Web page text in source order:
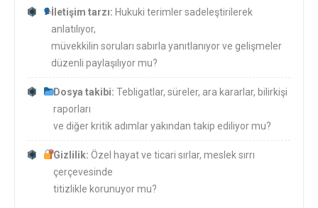
İletişim tarzı: Hukuki terimler sadeleştirilerek
anlatılıyor,
müvekkilin soruları sabırla yanıtlanıyor ve gelişmeler
düzenli paylaşılıyor mu?
Dosya takibi: Tebligatlar, süreler, ara kararlar, bilirkişi
raporları
ve diğer kritik adımlar yakından takip ediliyor mu?
Gizlilik: Özel hayat ve ticari sırlar, meslek sırrı
çerçevesinde
titizlikle korunuyor mu?